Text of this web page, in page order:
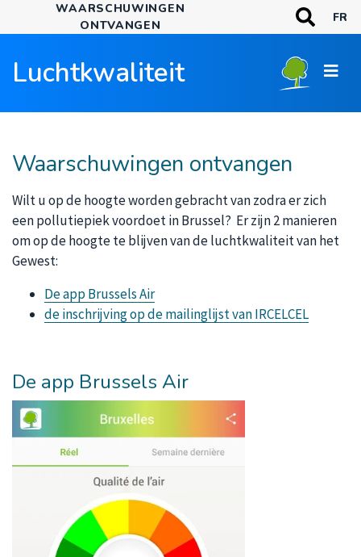
Overslaan
en
de
gaan
WAARSCHUWINGEN
ONTVANGEN
Zoeken
FR
Luchtkwaliteit
Waarschuwingen ontvangen
Wilt u op de hoogte worden gebracht van zodra er zich
een pollutiepiek voordoet in Brussel? Er zijn 2 manieren
om op de hoogte te blijven van de luchtkwaliteit van het
Gewest:
De app Brussels Air
de inschrijving op de mailinglijst van IRCELCEL
De app Brussels Air